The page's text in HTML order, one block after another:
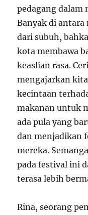
pedagang dalam
Banyak di antara
dari subuh,
kota membawa
keaslian rasa.
mengajarkan
kecintaan
makanan untuk
ada pula yang
dan menjadikan
mereka.
pada festival ini
terasa lebih
Rina, seorang